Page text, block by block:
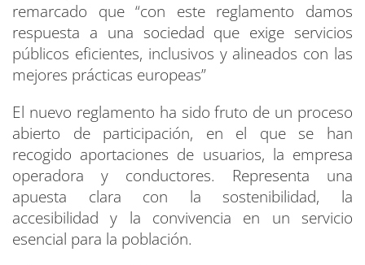
remarcado que “con este reglamento damos
respuesta a una sociedad que exige servicios
públicos eficientes, inclusivos y alineados con las
mejores prácticas europeas”
El nuevo reglamento ha sido fruto de un proceso
abierto de participación, en el que se han
recogido aportaciones de usuarios, la empresa
operadora y conductores. Representa una
apuesta clara con la sostenibilidad, la
accesibilidad y la convivencia en un servicio
esencial para la población.